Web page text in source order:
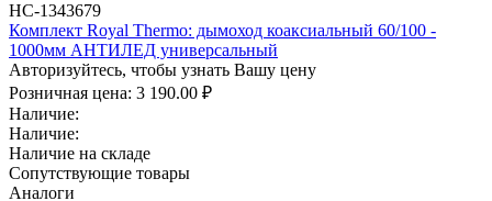
НС-1343679
Комплект Royal Thermo: дымоход коаксиальный 60/100 -
1000мм АНТИЛЕД универсальный
Авторизуйтесь, чтобы узнать Вашу цену
Розничная цена: 3 190.00 ₽
Наличие:
Наличие:
Наличие на складе
Сопутствующие товары
Аналоги